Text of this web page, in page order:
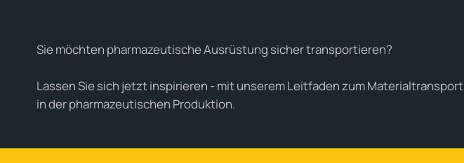
Sie möchten pharmazeutische Ausrüstung sicher transportieren?
Lassen Sie sich jetzt inspirieren - mit unserem Leitfaden zum Materialtransport
in der pharmazeutischen Produktion.